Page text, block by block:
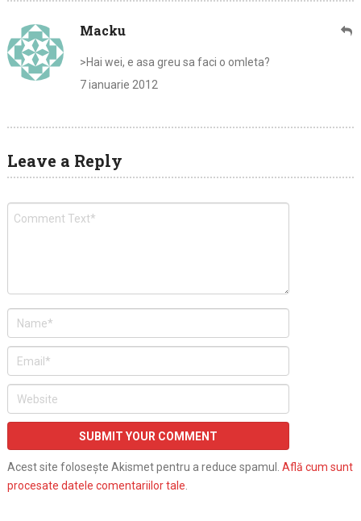
Macku
>Hai wei, e asa greu sa faci o omleta?
7 ianuarie 2012
Leave a Reply
Acest site folosește Akismet pentru a reduce spamul. Află cum sunt
procesate datele comentariilor tale